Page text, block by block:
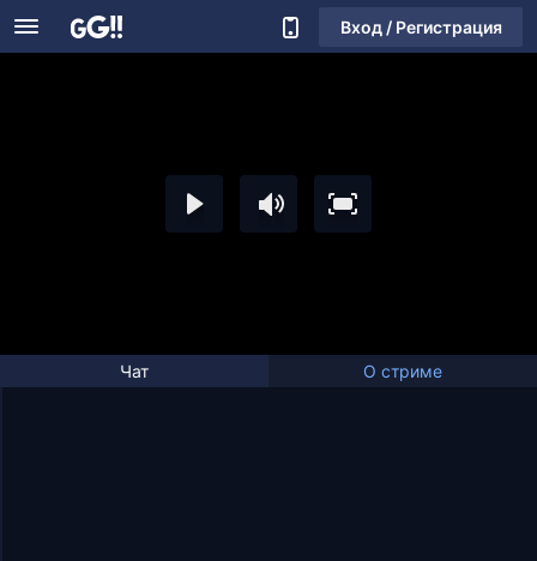
Вход / Регистрация
Чат О стриме